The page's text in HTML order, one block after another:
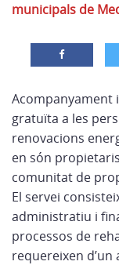
municipals de
Acompanyament
gratuïta a les
renovacions
en són
comunitat de
El servei
administratiu i
processos de
requereixen